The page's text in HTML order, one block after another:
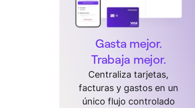
Gasta mejor.
Trabaja mejor.
Centraliza tarjetas,
facturas y gastos en un
único flujo controlado